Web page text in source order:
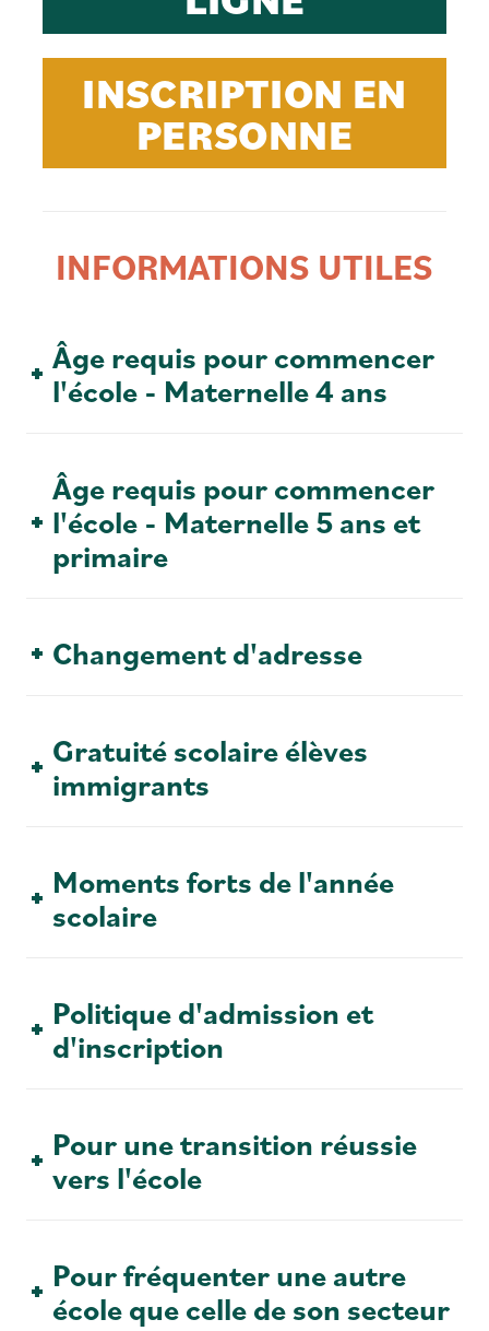
INSCRIPTION EN
PERSONNE
INFORMATIONS UTILES
Âge requis pour commencer
l'école - Maternelle 4 ans
Âge requis pour commencer
l'école - Maternelle 5 ans et
primaire
Changement d'adresse
Gratuité scolaire élèves
immigrants
Moments forts de l'année
scolaire
Politique d'admission et
d'inscription
Pour une transition réussie
vers l'école
Pour fréquenter une autre
école que celle de son secteur